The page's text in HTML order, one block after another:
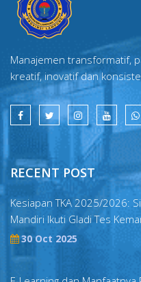
Manajemen transformatif,
kreatif, inovatif dan
RECENT POST
Kesiapan TKA 2025/2026:
Mandiri Ikuti Gladi Tes
30 Oct 2025